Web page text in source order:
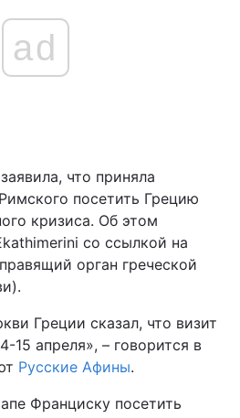
ad
что приняла
посетить Грецию
кризиса. Об этом
со ссылкой на
орган греческой
Греции сказал, что визит
15 апреля», – говорится в
Русские Афины.
Франциску посетить